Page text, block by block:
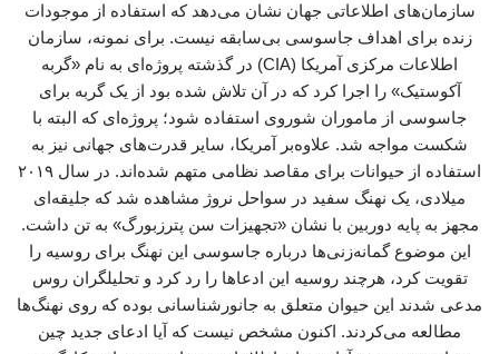
سازمان‌های اطلاعاتی جهان نشان می‌دهد که استفاده از موجودات
زنده برای اهداف جاسوسی بی‌سابقه نیست. برای نمونه، سازمان
اطلاعات مرکزی آمریکا (CIA) در گذشته پروژه‌ای به نام «گربه
آکوستیک» را اجرا کرد که در آن تلاش شده بود از یک گربه برای
جاسوسی از ماموران شوروی استفاده شود؛ پروژه‌ای که البته با
شکست مواجه شد. علاوه‌بر آمریکا، سایر قدرت‌های جهانی نیز به
استفاده از حیوانات برای مقاصد نظامی متهم شده‌اند. در سال ۲۰۱۹
میلادی، یک نهنگ سفید در سواحل نروژ مشاهده شد که جلیقه‌ای
مجهز به پایه‌ دوربین با نشان «تجهیزات سن پترزبورگ» به تن داشت.
این موضوع گمانه‌زنی‌ها درباره جاسوسی این نهنگ برای روسیه را
تقویت کرد، هرچند روسیه این ادعاها را رد کرد و تحلیلگران روس
مدعی شدند این حیوان متعلق به جانورشناسانی بوده که روی نهنگ‌ها
مطالعه می‌کردند. اکنون مشخص نیست که آیا ادعای جدید چین